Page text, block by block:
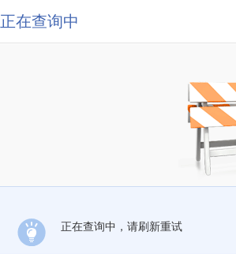
正在查询中
正在查询中，请刷新重试